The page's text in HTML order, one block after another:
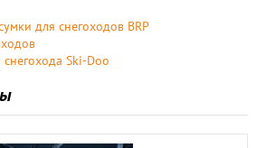
для снегоходов BRP
Ski-Doo